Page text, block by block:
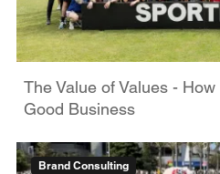
The Value of Values -
Good Business
Brand Consulting